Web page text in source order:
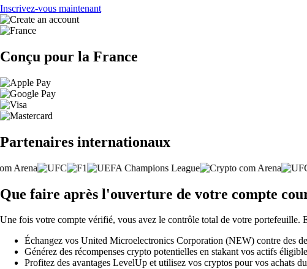
Inscrivez-vous maintenant
Conçu pour la France
Partenaires internationaux
Que faire après l'ouverture de votre compte
Une fois votre compte vérifié, vous avez le contrôle total de votre portefeuille.
Échangez vos United Microelectronics Corporation (NEW) contre des
Générez des récompenses crypto potentielles en stakant vos actifs
Profitez des avantages LevelUp et utilisez vos cryptos pour vos achats